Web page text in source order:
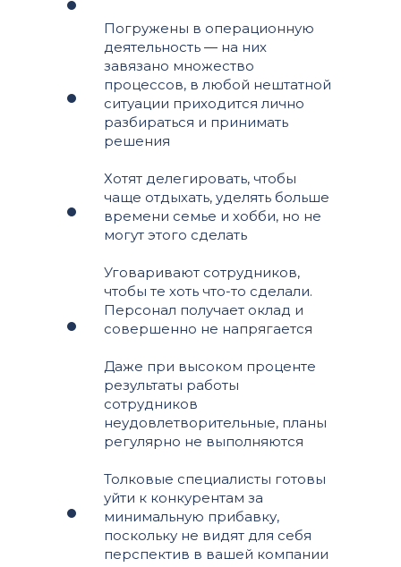
Погружены в операционную
деятельность ― на них
завязано множество
процессов, в любой нештатной
ситуации приходится лично
разбираться и принимать
решения
Хотят делегировать, чтобы
чаще отдыхать, уделять больше
времени семье и хобби, но не
могут этого сделать
Уговаривают сотрудников,
чтобы те хоть что-то сделали.
Персонал получает оклад и
совершенно не напрягается
Даже при высоком проценте
результаты работы
сотрудников
неудовлетворительные, планы
регулярно не выполняются
Толковые специалисты готовы
уйти к конкурентам за
минимальную прибавку,
поскольку не видят для себя
перспектив в вашей компании